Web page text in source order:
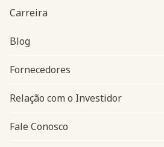
Navegação do rodapé
Carreira
Blog
Fornecedores
Relação com o Investidor
Fale Conosco